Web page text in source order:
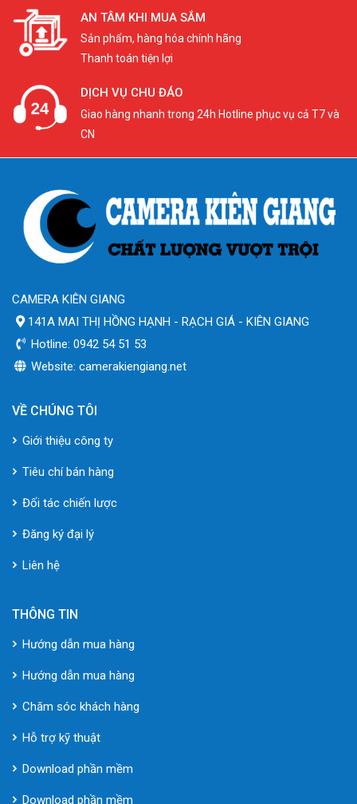
AN TÂM KHI MUA SẮM
Sản phẩm, hàng hóa chính hãng
Thanh toán tiện lợi
DỊCH VỤ CHU ĐÁO
Giao hàng nhanh trong 24h Hotline phục vụ cả T7 và
CN
CAMERA KIÊN GIANG
141A MAI THỊ HỒNG HẠNH - RẠCH GIÁ - KIÊN GIANG
Hotline: 0942 54 51 53
Website: camerakiengiang.net
VỀ CHÚNG TÔI
Giới thiệu công ty
Tiêu chí bán hàng
Đối tác chiến lược
Đăng ký đại lý
Liên hệ
THÔNG TIN
Hướng dẫn mua hàng
Hướng dẫn mua hàng
Chăm sóc khách hàng
Hỗ trợ kỹ thuật
Download phần mềm
Download phần mềm